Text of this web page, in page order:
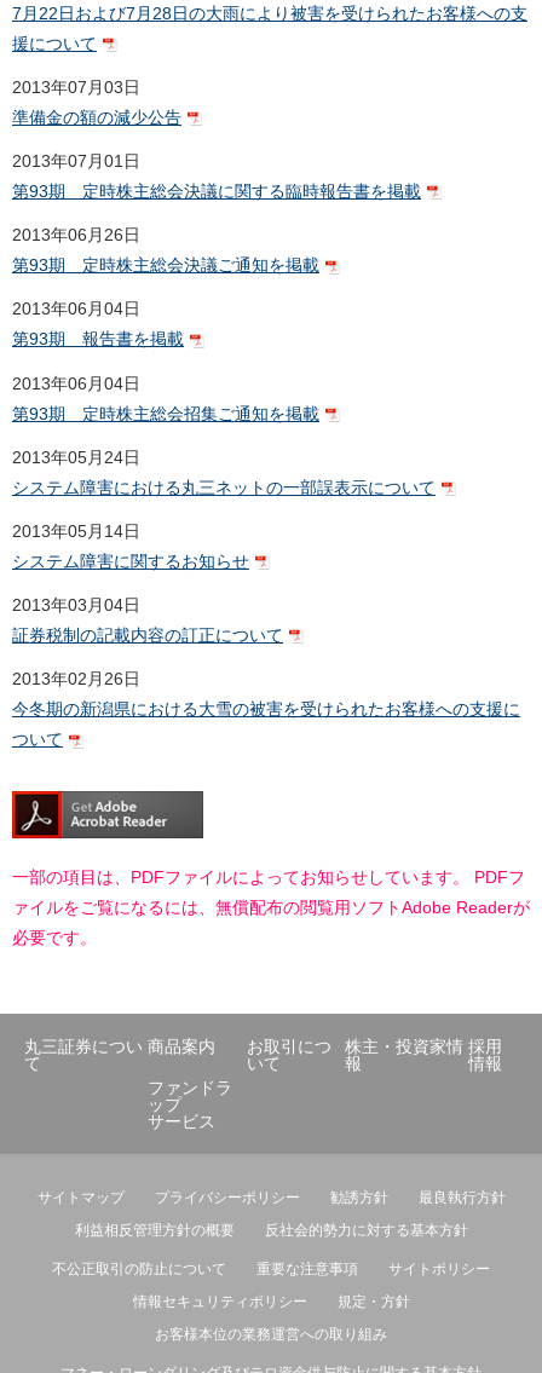
7月22日および7月28日の大雨により被害を受けられたお客様への支
援について
2013年07月03日
準備金の額の減少公告
2013年07月01日
第93期 定時株主総会決議に関する臨時報告書を掲載
2013年06月26日
第93期 定時株主総会決議ご通知を掲載
2013年06月04日
第93期 報告書を掲載
2013年06月04日
第93期 定時株主総会招集ご通知を掲載
2013年05月24日
システム障害における丸三ネットの一部誤表示について
2013年05月14日
システム障害に関するお知らせ
2013年03月04日
証券税制の記載内容の訂正について
2013年02月26日
今冬期の新潟県における大雪の被害を受けられたお客様への支援に
ついて
一部の項目は、PDFファイルによってお知らせしています。 PDFフ
ァイルをご覧になるには、無償配布の閲覧用ソフトAdobe Readerが
必要です。
丸三証券につい
て
商品案内
ファンドラ
ップ
サービス
お取引につ
いて
株主・投資家情
報
採用
情報
サイトマップ プライバシーポリシー 勧誘方針
最良執行方針
利益相反管理方針の概要
反社会的勢力に対する基本方針
不公正取引の防止について 重要な注意事項
サイトポリシー
情報セキュリティポリシー
規定・方針
お客様本位の業務運営への取り組み